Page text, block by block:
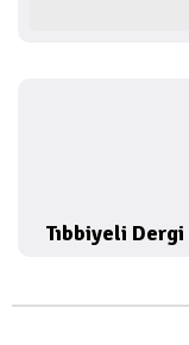
Tıbbiyeli Dergi